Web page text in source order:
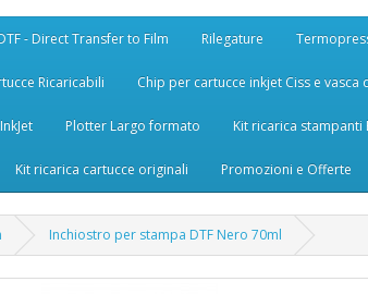
- Direct Transfer to Film Rilegature
Ricaricabili Chip per cartucce inkjet Ciss e vasca
Plotter Largo formato Kit ricarica stampanti
Kit ricarica cartucce originali Promozioni e Offerte
Inchiostro per stampa DTF Nero 70ml